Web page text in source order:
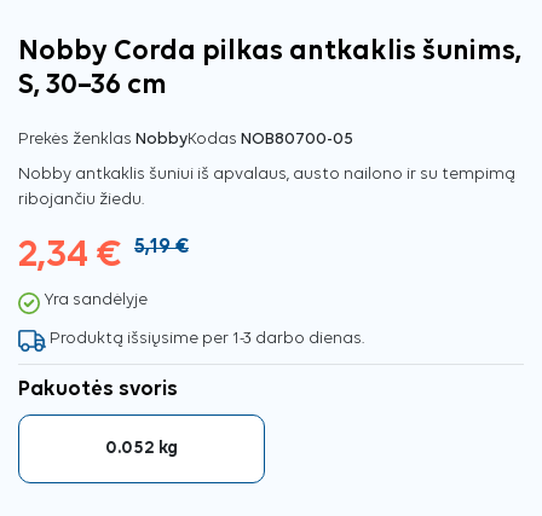
Nobby Corda pilkas antkaklis šunims,
S, 30–36 cm
Prekės ženklas NobbyKodas NOB80700-05
Nobby antkaklis šuniui iš apvalaus, austo nailono ir su tempimą
ribojančiu žiedu.
2,34 € 5,19 €
Yra sandėlyje
Produktą išsiųsime per 1-3 darbo dienas.
Pakuotės svoris
0.052 kg